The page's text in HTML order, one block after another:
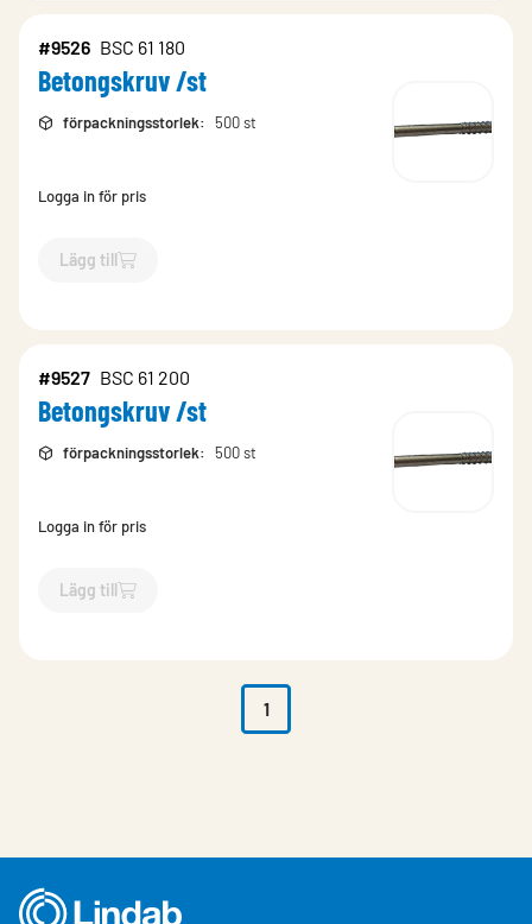
#9526 BSC 61 180
Betongskruv /st
förpackningsstorlek: 500 st
Logga in för pris
Lägg till
`$Lägg till
#9527 BSC 61 200
Betongskruv /st
förpackningsstorlek: 500 st
Logga in för pris
Lägg till
`$Lägg till
1